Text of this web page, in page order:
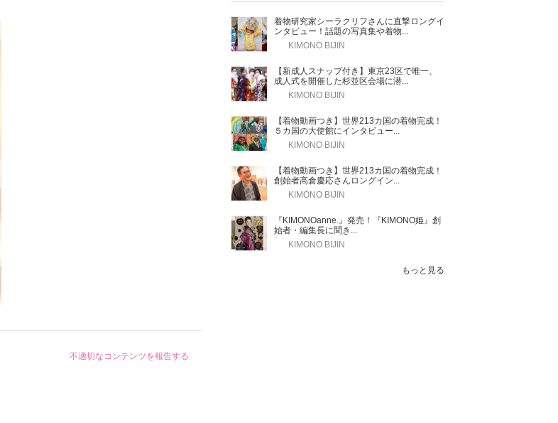
不適切なコンテンツを報告する
着物研究家シーラクリフさんに直撃ロングイ
ンタビュー！話題の写真集や着物...
KIMONO BIJIN
【新成人スナップ付き】東京23区で唯一、
成人式を開催した杉並区会場に潜...
KIMONO BIJIN
【着物動画つき】世界213カ国の着物完成！
５カ国の大使館にインタビュー...
KIMONO BIJIN
【着物動画つき】世界213カ国の着物完成！
創始者高倉慶応さんロングイン...
KIMONO BIJIN
『KIMONOanne.』発売！『KIMONO姫』創
始者・編集長に聞き...
KIMONO BIJIN
もっと見る